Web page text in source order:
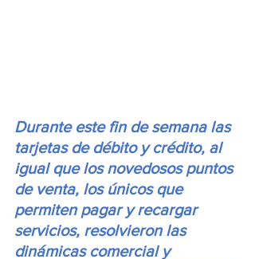
Durante este fin de semana las
tarjetas de débito y crédito, al
igual que los novedosos puntos
de venta, los únicos que
permiten pagar y recargar
servicios, resolvieron las
dinámicas comercial y